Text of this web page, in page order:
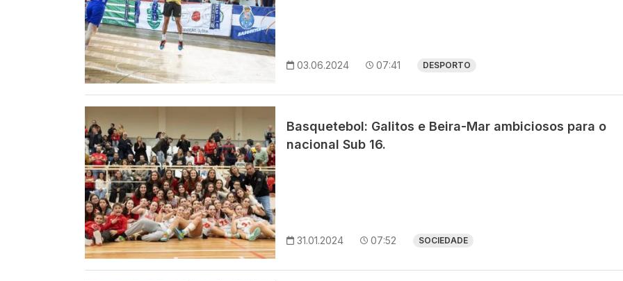
03.06.2024 07:41 DESPORTO
Basquetebol: Galitos e Beira-Mar ambiciosos para o
nacional Sub 16.
31.01.2024 07:52 SOCIEDADE